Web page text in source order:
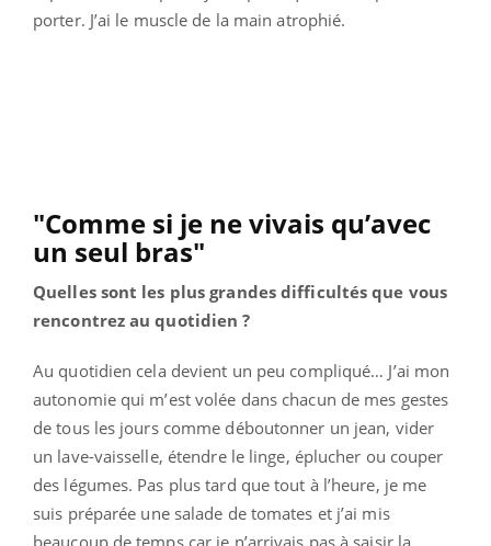
porter. J’ai le muscle de la main atrophié.
"Comme si je ne vivais qu’avec
un seul bras"
Quelles sont les plus grandes difficultés que vous
rencontrez au quotidien ?
Au quotidien cela devient un peu compliqué… J’ai mon
autonomie qui m’est volée dans chacun de mes gestes
de tous les jours comme déboutonner un jean, vider
un lave-vaisselle, étendre le linge, éplucher ou couper
des légumes. Pas plus tard que tout à l’heure, je me
suis préparée une salade de tomates et j’ai mis
beaucoup de temps car je n’arrivais pas à saisir la